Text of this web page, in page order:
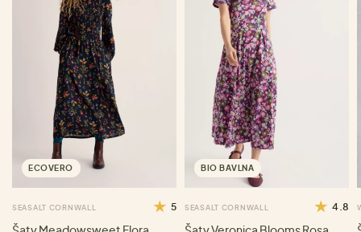
ECOVERO
SEASALT CORNWALL 5
BIO BAVLNA
SEASALT CORNWALL 4.8